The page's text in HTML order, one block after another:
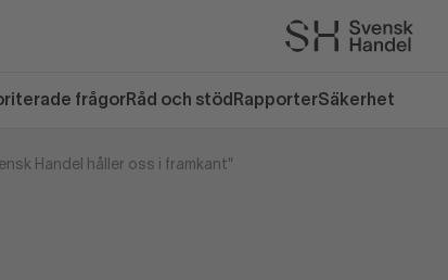
frågor Råd och stöd RapporterSäkerhet
Handel håller oss i framkant"